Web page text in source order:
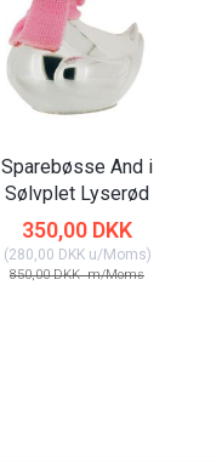
Sparebøsse And i
Sølvplet Lyserød
350,00 DKK
(280,00 DKKu/Moms)
850,00 DKKm/Moms